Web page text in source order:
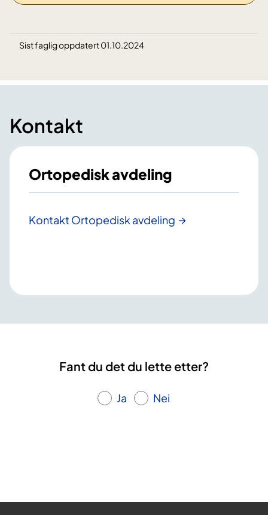
Sist faglig oppdatert 01.10.2024
Kontakt
Ortopedisk avdeling
Kontakt Ortopedisk avdeling
Fant du det du lette etter?
Ja Nei